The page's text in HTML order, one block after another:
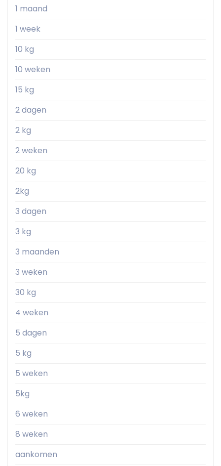
1 maand
1 week
10 kg
10 weken
15 kg
2 dagen
2 kg
2 weken
20 kg
2kg
3 dagen
3 kg
3 maanden
3 weken
30 kg
4 weken
5 dagen
5 kg
5 weken
5kg
6 weken
8 weken
aankomen